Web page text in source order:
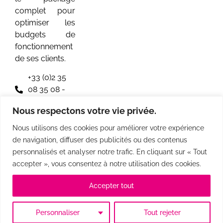
Nous respectons votre vie privée.
Nous utilisons des cookies pour améliorer votre expérience
de navigation, diffuser des publicités ou des contenus
personnalisés et analyser notre trafic. En cliquant sur « Tout
accepter », vous consentez à notre utilisation des cookies.
Personnaliser Tout rejeter
Accepter tout
complet pour
optimiser les
budgets de
fonctionnement
de ses clients.
+33 (0)2 35
08 35 08 -
84 98 27 -
Boulogne
Billancourt
© Copyright 2024 Les Papillons de Jour
Mentions légalesConditions générales de ventes